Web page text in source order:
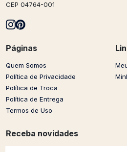
CEP 04764-001
Páginas
Quem Somos
Política de Privacidade
Política de Troca
Política de Entrega
Termos de Uso
Receba novidades